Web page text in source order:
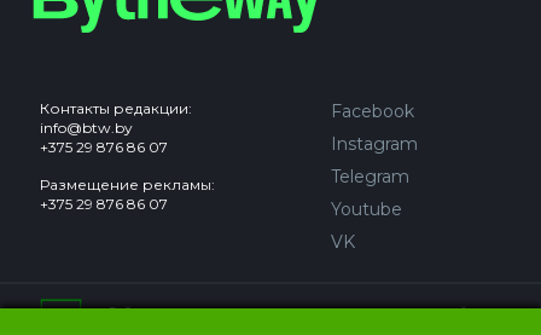
Контакты редакции:
info@btw.by
+375 29 876 86 07
Размещение рекламы:
+375 29 876 86 07
Facebook
Instagram
Telegram
Youtube
VK
Сайт может содержать контент, не предназначенный для